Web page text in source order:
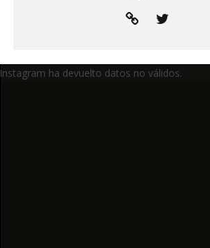
Instagram ha devuelto datos no válidos.